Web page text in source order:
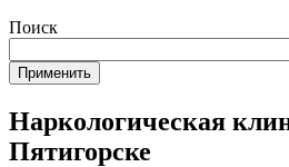
Поиск
Наркологическая
Пятигорске